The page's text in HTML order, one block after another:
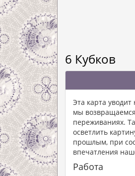
6 Кубков
Эта карта
мы
переживаниях.
осветлить
прошлым, при
впечатления
Работа